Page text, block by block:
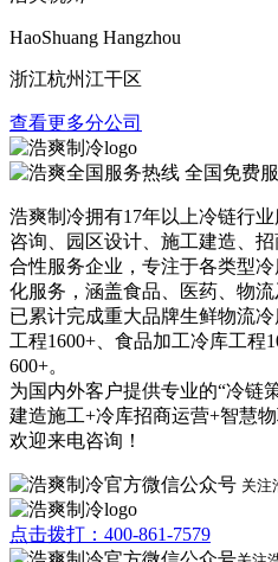
HaoShuang Hangzhou
浙江杭州江干区
查看更多分公司
全国免费
浩爽制冷拥有17年以上冷链行
咨询、园区设计、施工建造、
合性服务企业，专注于各类型
化服务，涵盖食品、医药、物
已累计完成重大品牌生鲜物流
工程1600+、食品加工冷库工程
600+。
为国内外客户提供专业的“冷链
建造施工+冷库招商运营+智慧
欢迎来电咨询！
关注
点击拨打：400-861-7579